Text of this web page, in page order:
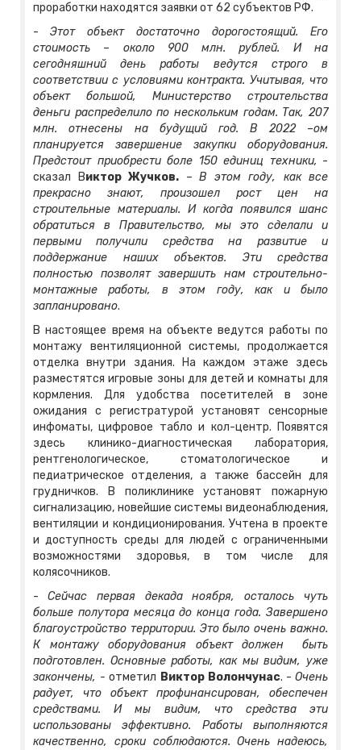
проработки находятся заявки от 62 субъектов РФ.
- Этот объект достаточно дорогостоящий. Его
стоимость – около 900 млн. рублей. И на
сегодняшний день работы ведутся строго в
соответствии с условиями контракта. Учитывая, что
объект большой, Министерство строительства
деньги распределило по нескольким годам. Так, 207
млн. отнесены на будущий год. В 2022 –ом
планируется завершение закупки оборудования.
Предстоит приобрести боле 150 единиц техники, -
сказал Виктор Жучков. – В этом году, как все
прекрасно знают, произошел рост цен на
строительные материалы. И когда появился шанс
обратиться в Правительство, мы это сделали и
первыми получили средства на развитие и
поддержание наших объектов. Эти средства
полностью позволят завершить нам строительно-
монтажные работы, в этом году, как и было
запланировано.
В настоящее время на объекте ведутся работы по
монтажу вентиляционной системы, продолжается
отделка внутри здания. На каждом этаже здесь
разместятся игровые зоны для детей и комнаты для
кормления. Для удобства посетителей в зоне
ожидания с регистратурой установят сенсорные
инфоматы, цифровое табло и кол-центр. Появятся
здесь клинико-диагностическая лаборатория,
рентгенологическое, стоматологическое и
педиатрическое отделения, а также бассейн для
грудничков. В поликлинике установят пожарную
сигнализацию, новейшие системы видеонаблюдения,
вентиляции и кондиционирования. Учтена в проекте
и доступность среды для людей с ограниченными
возможностями здоровья, в том числе для
колясочников.
- Сейчас первая декада ноября, осталось чуть
больше полутора месяца до конца года. Завершено
благоустройство территории. Это было очень важно.
К монтажу оборудования объект должен быть
подготовлен. Основные работы, как мы видим, уже
закончены, - отметил Виктор Волончунас. -Очень
радует, что объект профинансирован, обеспечен
средствами. И мы видим, что средства эти
использованы эффективно. Работы выполняются
качественно, сроки соблюдаются. Очень надеюсь,